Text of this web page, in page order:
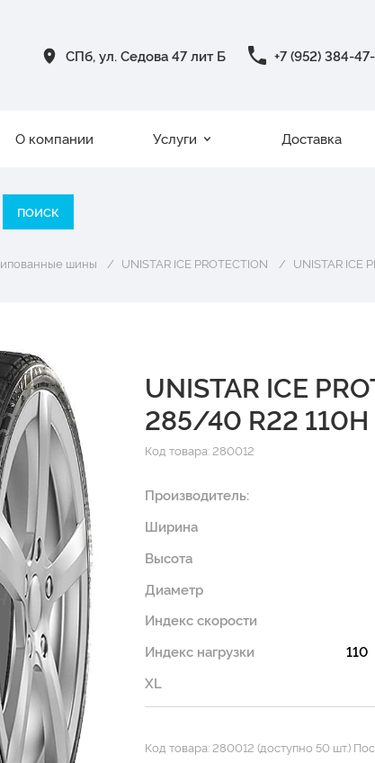
СПб, ул. Седова 47 лит Б +7 (952) 384-
О компании Услуги Доставка
шины UNISTAR ICE PROTECTION UNISTAR ICE
UNISTAR ICE
285/40 R22 110H
Код товара: 280012
Производитель:
Ширина
Высота
Диаметр
Индекс скорости
Индекс нагрузки
110
XL
Код товара: 280012 (доступно 50 шт.)